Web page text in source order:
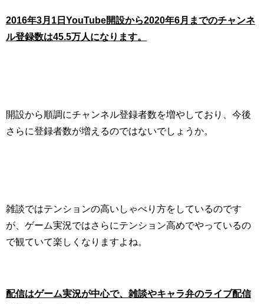
2016年3月1日YouTube開設から2020年6月までのチャンネ
ル登録数は45.5万人になります。
開設から順調にチャンネル登録者数を増やしており、今後
さらに登録者数が増えるのではないでしょうか。
雑談ではテンションの高いしゃべり方をしているのです
が、ゲーム実況ではさらにテンション高めでやっているの
で観ていて楽しくなりますよね。
配信はゲーム実況が中心で、雑談やキャラ弁のライブ配信